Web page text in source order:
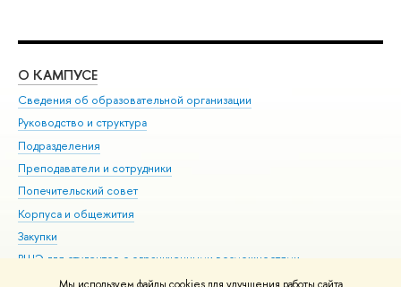
О КАМПУСЕ
Сведения об образовательной организации
Руководство и структура
Подразделения
Преподаватели и сотрудники
Попечительский совет
Корпуса и общежития
Закупки
ВШЭ для студентов с ограниченными возможностями
здоровья и инвалидностью